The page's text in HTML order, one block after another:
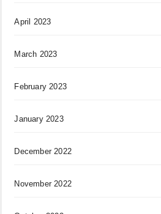
April 2023
March 2023
February 2023
January 2023
December 2022
November 2022